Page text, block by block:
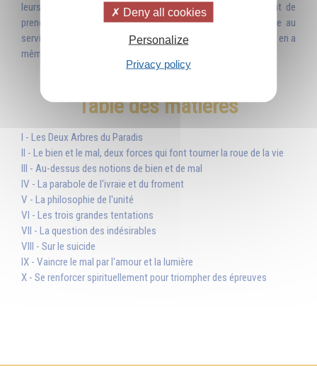
leurs desseins ! Alors, pourquoi le bien n’aurait-il pas le droit de
prendre les forces du mal pour les transformer et les mettre au
service d’un idéal élevé ? Non seulement il en a le droit, mais il en a
même le devoir. »
Table des matières
I - Les Deux Arbres du Paradis
II - Le bien et le mal, deux forces qui font tourner la roue de la vie
III - Au-dessus des notions de bien et de mal
IV - La parabole de l'ivraie et du froment
V - La philosophie de l'unité
VI - Les trois grandes tentations
VII - La question des indésirables
VIII - Sur le suicide
IX - Vaincre le mal par l'amour et la lumière
X - Se renforcer spirituellement pour triompher des épreuves
Deny all cookies
Personalize
Privacy policy